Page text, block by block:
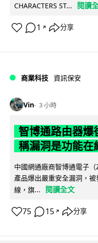
CHARACTERS ST...
閱讀
1 ↗ 分享
商業科技 資訊保安
Vin 3 小時
智博通路由器爆
稱漏洞是功能在
中國網通廠商智博通電子
產品爆出嚴重安全漏洞，
線，旗...
閱讀全文
75 15 ↗ 分享